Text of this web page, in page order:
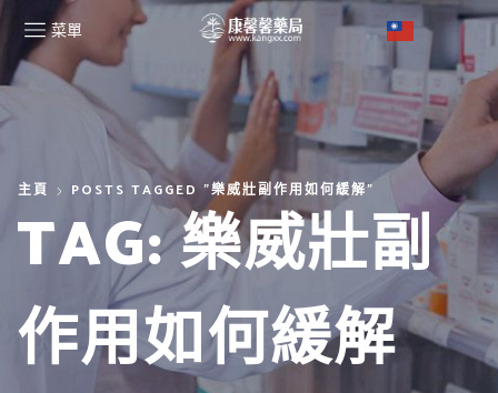
菜單
主頁 POSTS TAGGED "樂威壯副作用如何緩解"
TAG: 樂威壯副
作用如何緩解